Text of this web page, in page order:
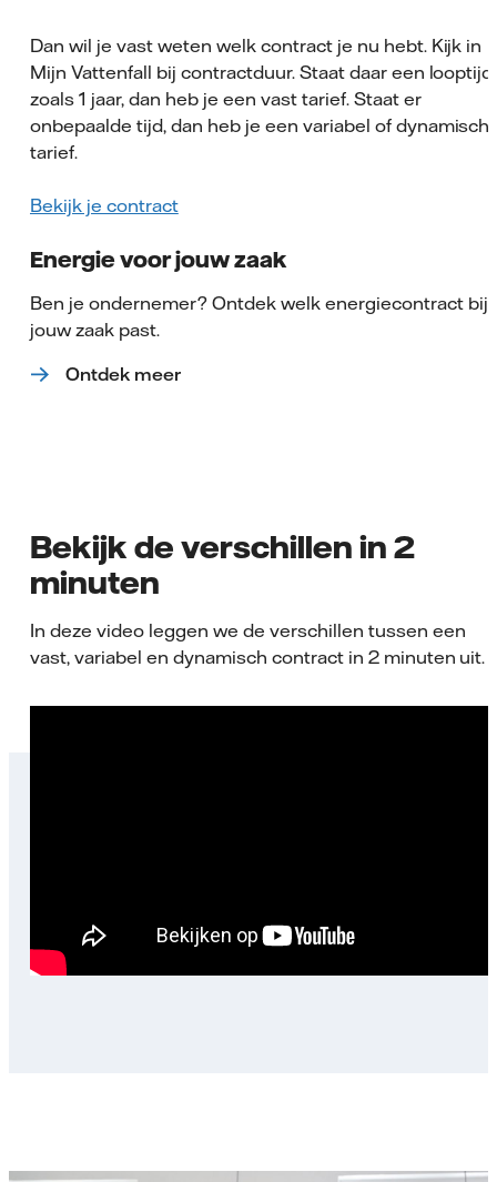
Dan wil je vast weten welk contract je nu hebt. Kijk in
Mijn Vattenfall bij contractduur. Staat daar een looptijd,
zoals 1 jaar, dan heb je een vast tarief. Staat er
onbepaalde tijd, dan heb je een variabel of dynamisch
tarief.
Bekijk je contract
Energie voor jouw zaak
Ben je ondernemer? Ontdek welk energiecontract bij
jouw zaak past.
Ontdek meer
Bekijk de verschillen in 2
minuten
In deze video leggen we de verschillen tussen een
vast, variabel en dynamisch contract in 2 minuten uit.